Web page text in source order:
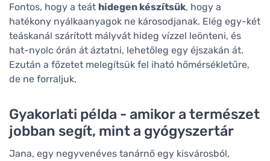
Fontos, hogy a teát hidegen készítsük, hogy a
hatékony nyálkaanyagok ne károsodjanak. Elég egy-két
teáskanál szárított mályvát hideg vízzel leönteni, és
hat-nyolc órán át áztatni, lehetőleg egy éjszakán át.
Ezután a főzetet melegítsük fel iható hőmérsékletűre,
de ne forraljuk.
Gyakorlati példa - amikor a természet
jobban segít, mint a gyógyszertár
Jana, egy negyvenéves tanárnő egy kisvárosból,